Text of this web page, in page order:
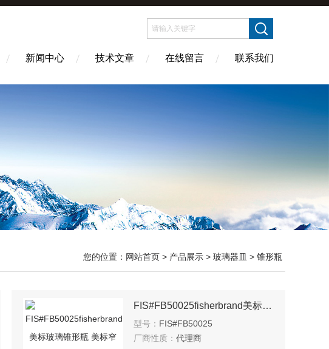
新闻中心 技术文章 在线留言 联系我们
您的位置： 网站首页 > 产品展示 > 玻璃器皿 > 锥形瓶
FIS#FB50025fisherbrand美标玻璃锥形瓶 美标窄口玻璃锥形瓶 FIS#FB50025
型号： FIS#FB50025
厂商性质： 代理商